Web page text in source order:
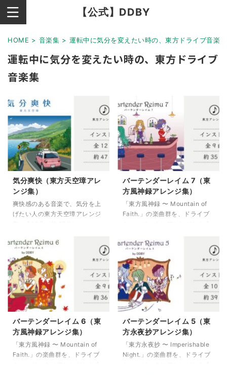
【公式】DDBY
HOME > 音楽集 > 運転中に気分を変えたい時の、東方ドライブ音楽集
運転中に気分を変えたい時の、東方ドライブ
音楽集
気分爽快（東方天空璋アレ
ンジ集）
爽快感のある音楽で、気分を上
げたい人の東方天空璋アレンジ
ください。
バーテンダーレイム 7（東
方風神録アレンジ集）
「東方風神録 〜 Mountain of
Faith.」の楽曲群を、ドライブ
バーテンダーレイム 6（東
方風神録アレンジ集）
「東方風神録 〜 Mountain of
Faith.」の楽曲群を、ドライブ
バーテンダーレイム 5（東
方永夜抄アレンジ集）
「東方永夜抄 〜 Imperishable
Night.」の楽曲群を、ドライブ